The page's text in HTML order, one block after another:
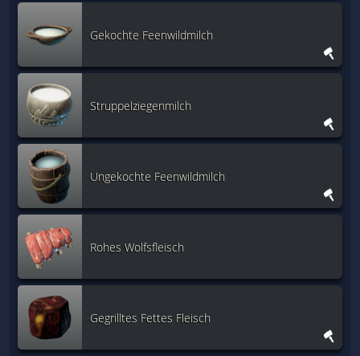
Gekochte Feenwildmilch
Struppelziegenmilch
Ungekochte Feenwildmilch
Rohes Wolfsfleisch
Gegrilltes Fettes Fleisch